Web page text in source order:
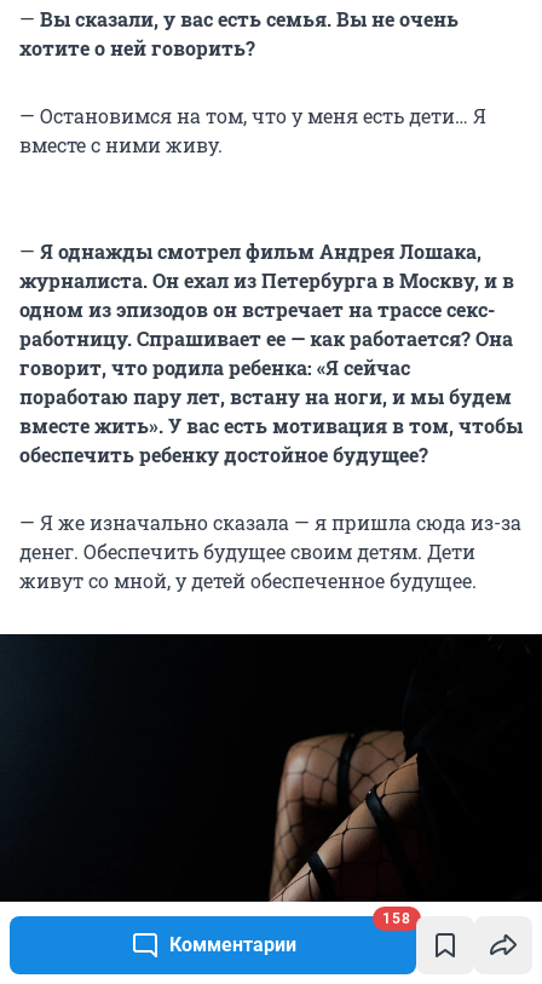
Комментарии
158
— Вы сказали, у вас есть семья. Вы не очень
хотите о ней говорить?
— Остановимся на том, что у меня есть дети… Я
вместе с ними живу.
— Я однажды смотрел фильм Андрея Лошака,
журналиста. Он ехал из Петербурга в Москву, и в
одном из эпизодов он встречает на трассе секс-
работницу. Спрашивает ее — как работается? Она
говорит, что родила ребенка: «Я сейчас
поработаю пару лет, встану на ноги, и мы будем
вместе жить». У вас есть мотивация в том, чтобы
обеспечить ребенку достойное будущее?
— Я же изначально сказала — я пришла сюда из-за
денег. Обеспечить будущее своим детям. Дети
живут со мной, у детей обеспеченное будущее.